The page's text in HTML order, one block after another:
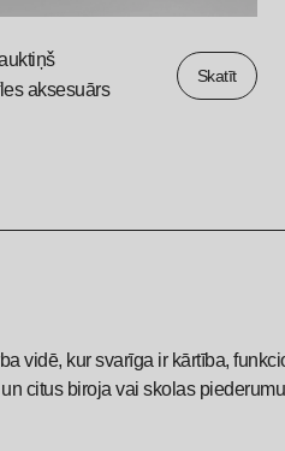
aksesuārs
Skatīt
vidē, kur svarīga ir kārtība,
citus biroja vai skolas